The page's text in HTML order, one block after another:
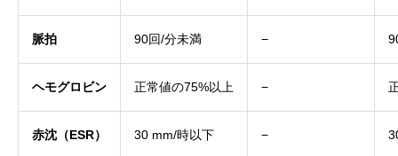
脈拍 90回/分未満 −
ヘモグロビン 正常値の75%以上 −
赤沈（ESR） 30 mm/時以下 −